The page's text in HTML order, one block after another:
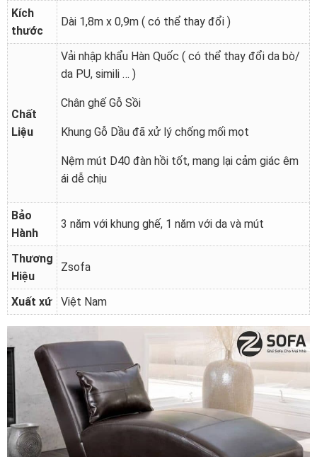
Kích
thước
Dài 1,8m x 0,9m ( có thể thay đổi )
Chất
Liệu
Vải nhập khẩu Hàn Quốc ( có thể thay đổi da bò/
da PU, simili … )
Chân ghế Gỗ Sồi
Khung Gỗ Dầu đã xử lý chống mối mọt
Nệm mút D40 đàn hồi tốt, mang lại cảm giác êm
ái dễ chịu
Bảo
Hành
3 năm với khung ghế, 1 năm với da và mút
Thương
Hiệu
Zsofa
Xuất xứ Việt Nam